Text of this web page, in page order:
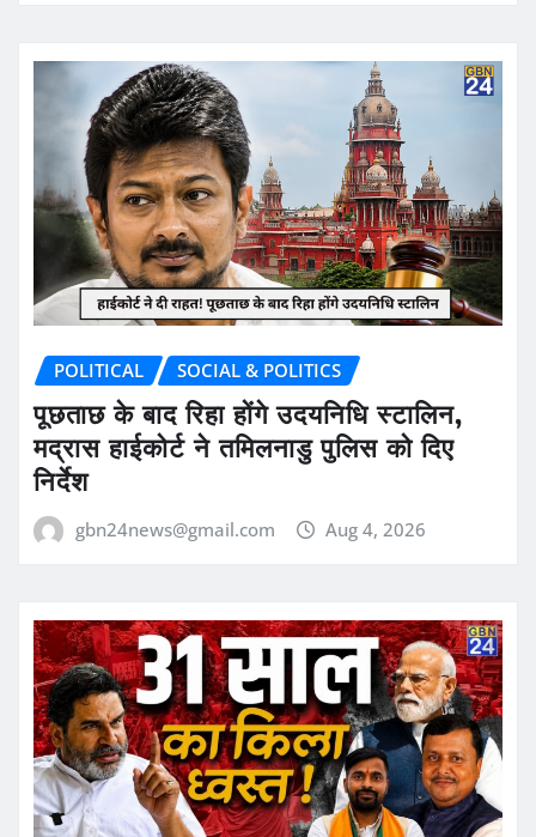
POLITICAL SOCIAL & POLITICS
पूछताछ के बाद रिहा होंगे उदयनिधि स्टालिन,
मद्रास हाईकोर्ट ने तमिलनाडु पुलिस को दिए
निर्देश
gbn24news@gmail.com Aug 4, 2026